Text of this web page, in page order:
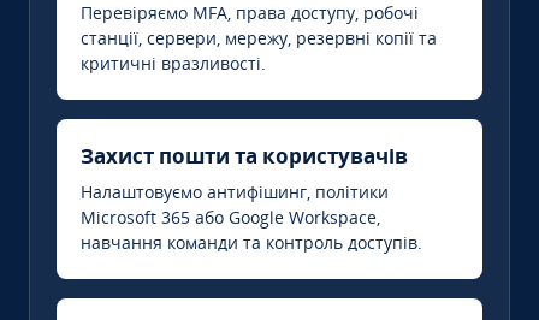
Перевіряємо MFA, права доступу, робочі
станції, сервери, мережу, резервні копії та
критичні вразливості.
Захист пошти та користувачів
Налаштовуємо антифішинг, політики
Microsoft 365 або Google Workspace,
навчання команди та контроль доступів.